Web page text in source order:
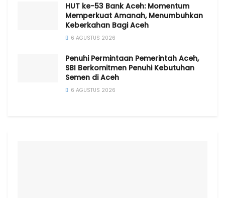
HUT ke-53 Bank Aceh: Momentum
Memperkuat Amanah, Menumbuhkan
Keberkahan Bagi Aceh
6 AGUSTUS 2026
Penuhi Permintaan Pemerintah Aceh,
SBI Berkomitmen Penuhi Kebutuhan
Semen di Aceh
6 AGUSTUS 2026